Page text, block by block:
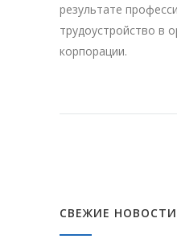
результате
трудоустройство в
корпорации.
СВЕЖИЕ НОВОСТИ